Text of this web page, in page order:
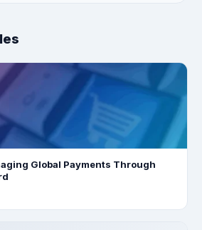
Global Payments Through